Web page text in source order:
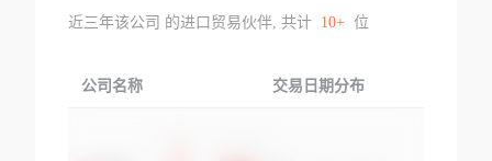
近三年该公司 的进口贸易伙伴, 共计 10+ 位
公司名称 交易日期分布